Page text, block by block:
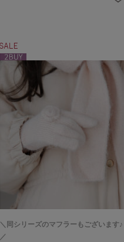
＼同シリーズのマフラーもございます♪
／